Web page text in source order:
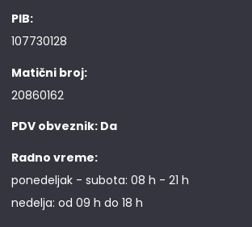
PIB:
107730128
Matični broj:
20860162
PDV obveznik: Da
Radno vreme:
ponedeljak - subota: 08 h - 21 h
nedelja: od 09 h do 18 h